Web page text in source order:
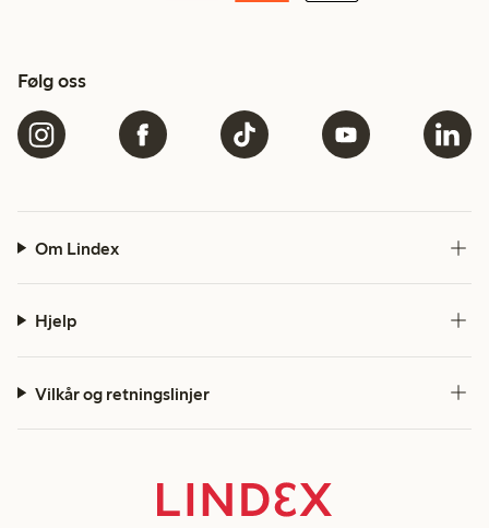
Følg oss
Om Lindex
Hjelp
Vilkår og retningslinjer